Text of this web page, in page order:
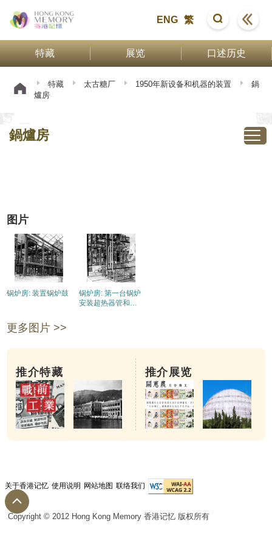
ENG 繁
特藏 展览 口述历史
特藏 太古糖厂 1950年新设备和机器的装置
鍋
爐房
鍋爐房
图片
锅炉房: 装置锅炉鼓
锅炉房: 第一台锅炉
安装超热器管和省
更多图片 >>
推介特藏 推介展览
关于香港记忆 使用说明 网站地图 联络我们
Copyright © 2012 Hong Kong Memory 香港记忆 版权所有